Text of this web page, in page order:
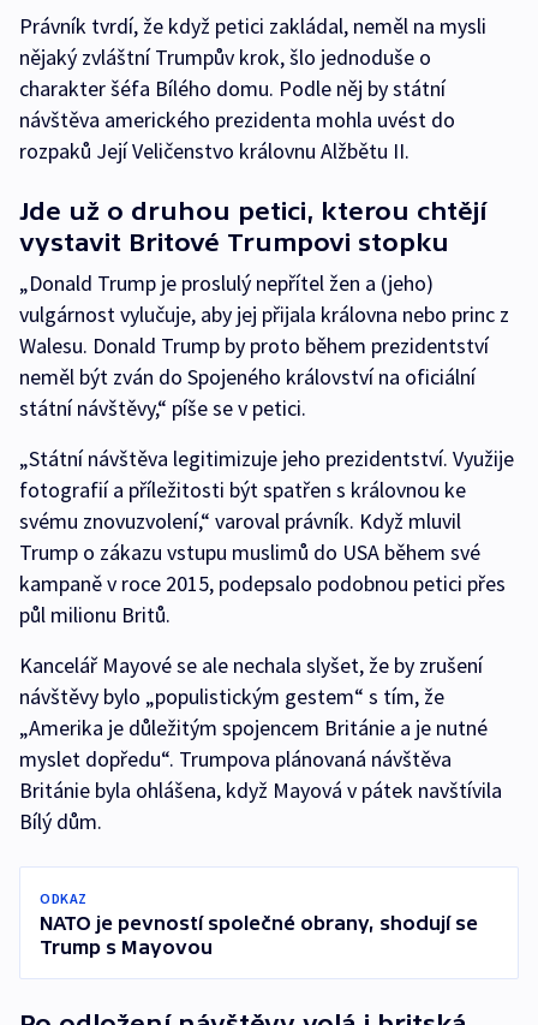
Právník tvrdí, že když petici zakládal, neměl na mysli
nějaký zvláštní Trumpův krok, šlo jednoduše o
charakter šéfa Bílého domu. Podle něj by státní
návštěva amerického prezidenta mohla uvést do
rozpaků Její Veličenstvo královnu Alžbětu II.
Jde už o druhou petici, kterou chtějí
vystavit Britové Trumpovi stopku
„Donald Trump je proslulý nepřítel žen a (jeho)
vulgárnost vylučuje, aby jej přijala královna nebo princ z
Walesu. Donald Trump by proto během prezidentství
neměl být zván do Spojeného království na oficiální
státní návštěvy,“ píše se v petici.
„Státní návštěva legitimizuje jeho prezidentství. Využije
fotografií a příležitosti být spatřen s královnou ke
svému znovuzvolení,“ varoval právník. Když mluvil
Trump o zákazu vstupu muslimů do USA během své
kampaně v roce 2015, podepsalo podobnou petici přes
půl milionu Britů.
Kancelář Mayové se ale nechala slyšet, že by zrušení
návštěvy bylo „populistickým gestem“ s tím, že
„Amerika je důležitým spojencem Británie a je nutné
myslet dopředu“. Trumpova plánovaná návštěva
Británie byla ohlášena, když Mayová v pátek navštívila
Bílý dům.
ODKAZ
NATO je pevností společné obrany, shodují se
Trump s Mayovou